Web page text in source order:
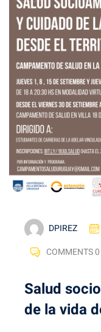
DPIREZ
COMMENTS 0
Salud
de la vida